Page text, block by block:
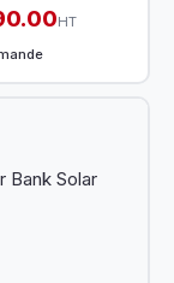
HT